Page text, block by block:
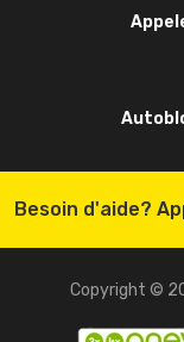
Besoin d'aide?
Copyright ©